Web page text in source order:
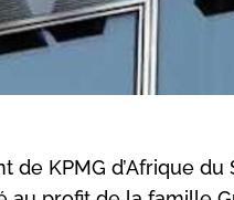
de KPMG d’Afrique